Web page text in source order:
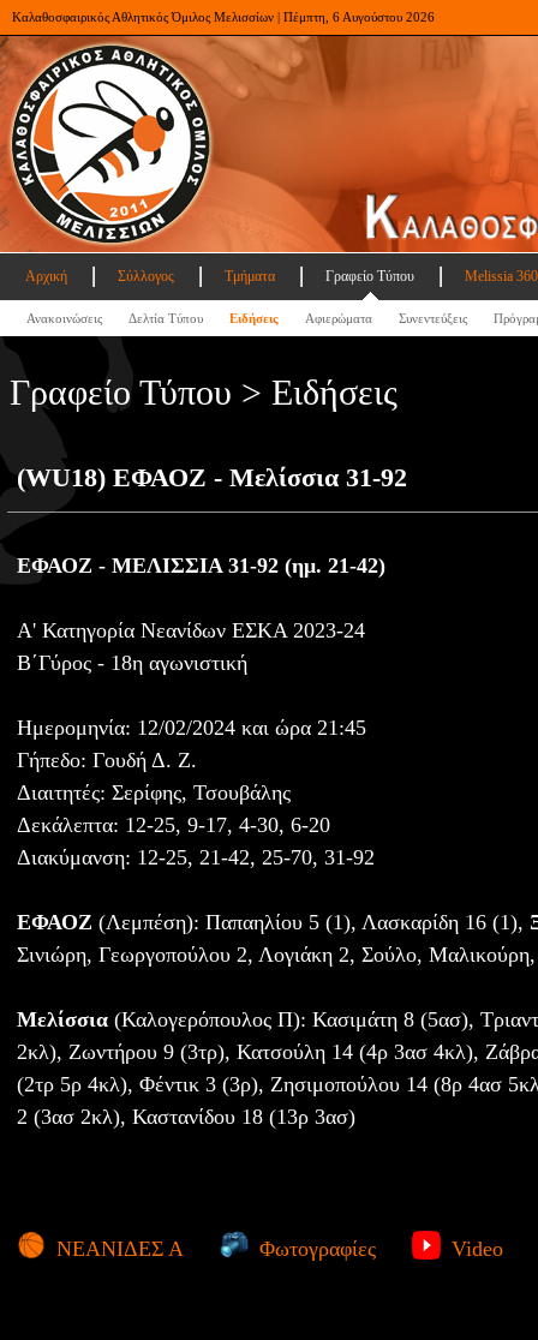
Καλαθοσφαιρικός Αθλητικός Όμιλος Μελισσίων | Πέμπτη, 6 Αυγούστου 2026
Αρχική Σύλλογος Τμήματα Γραφείο Τύπου Melissia
Ανακοινώσεις Δελτία Τύπου Ειδήσεις Αφιερώματα Συνεντεύξεις
Γραφείο Τύπου > Ειδήσεις
(WU18) ΕΦΑΟΖ - Μελίσσια 31-92
ΕΦΑΟΖ - ΜΕΛΙΣΣΙΑ 31-92 (ημ. 21-42)
Α' Κατηγορία Νεανίδων ΕΣΚΑ 2023-24
B΄Γύρος - 18η αγωνιστική
Ημερομηνία: 12/02/2024 και ώρα 21:45
Γήπεδο: Γουδή Δ. Ζ.
Διαιτητές: Σερίφης, Τσουβάλης
Δεκάλεπτα: 12-25, 9-17, 4-30, 6-20
Διακύμανση: 12-25, 21-42, 25-70, 31-92
ΕΦΑΟΖ (Λεμπέση): Παπαηλίου 5 (1), Λασκαρίδη 16 (1),
Σινιώρη, Γεωργοπούλου 2, Λογιάκη 2, Σούλο,
Μελίσσια (Καλογερόπουλος Π): Κασιμάτη 8 (5ασ),
2κλ), Ζωντήρου 9 (3τρ), Κατσούλη 14 (4ρ 3ασ 4κλ),
(2τρ 5ρ 4κλ), Φέντικ 3 (3ρ), Ζησιμοπούλου 14 (8ρ 4ασ
2 (3ασ 2κλ), Καστανίδου 18 (13ρ 3ασ)
ΝΕΑΝΙΔΕΣ Α Φωτογραφίες Video